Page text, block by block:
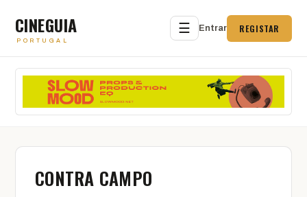
CINEGUIA
PORTUGAL
☰ Entrar REGISTAR
CONTRA CAMPO